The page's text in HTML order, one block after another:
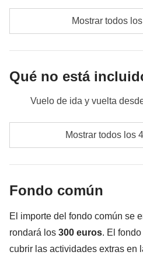
No incluido: comidas y bebidas no
Mostrar todos
Qué no está
Vuelo de ida y vuelta
Comidas y bebidas no
meter en la mochila :)
Todo lo que no se
Mostrar todos los
Fondo común
El importe del fondo común se
rondará los 300 euros. El
cubrir las actividades extras en